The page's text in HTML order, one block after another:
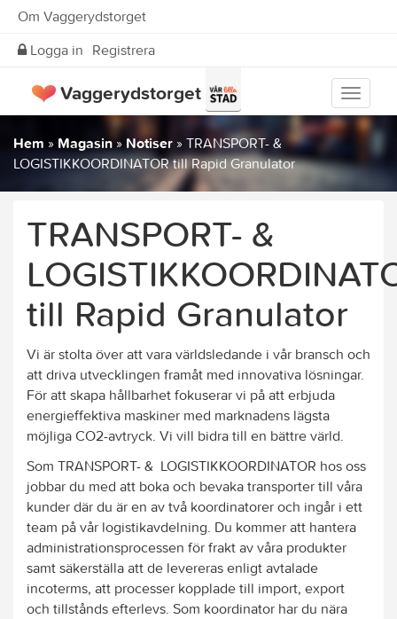
Om Vaggerydstorget
Logga in Registrera
Visa
meny
Vaggerydstorget
Hem » Magasin» Notiser » TRANSPORT- &
LOGISTIKKOORDINATOR till Rapid Granulator
TRANSPORT- &
till Rapid Granulator
Vi är stolta över att vara världsledande i vår bransch och
att driva utvecklingen framåt med innovativa lösningar.
För att skapa hållbarhet fokuserar vi på att erbjuda
energieffektiva maskiner med marknadens lägsta
möjliga CO2-avtryck. Vi vill bidra till en bättre värld.
Som TRANSPORT- & LOGISTIKKOORDINATOR hos oss
jobbar du med att boka och bevaka transporter till våra
kunder där du är en av två koordinatorer och ingår i ett
team på vår logistikavdelning. Du kommer att hantera
administrationsprocessen för frakt av våra produkter
samt säkerställa att de levereras enligt avtalade
incoterms, att processer kopplade till import, export
och tillstånds efterlevs. Som koordinator har du nära